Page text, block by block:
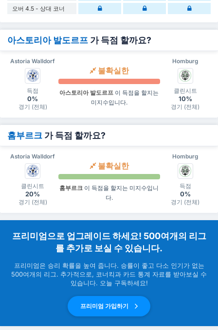
오버 4.5 - 상대 코너
아스토리아 발도르프 가 득점 할까요?
Astoria Walldorf Homburg
득점
0%
경기 (전체)
불확실한
아스토리아 발도르프 이 득점을 할지는
미지수입니다.
클린시트
10%
경기 (전체)
홈부르크 가 득점 할까요?
Astoria Walldorf Homburg
클린시트
20%
경기 (전체)
불확실한
홈부르크 이 득점을 할지는 미지수입니
다.
득점
0%
경기 (전체)
프리미엄으로 업그레이드 하세요! 500여개의 리그
를 추가로 보실 수 있습니다.
프리미엄은 승리 확률을 높여 줍니다. 승률이 좋고 다소 인기가 없는
500여개의 리그. 추가적으로, 코너킥과 카드 통계 자료를 받아보실 수
있습니다. 오늘 구독하세요!
프리미엄 가입하기